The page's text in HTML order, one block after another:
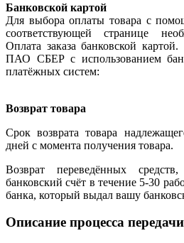
Банковской картой
Для выбора оплаты товара с
соответствующей странице
Оплата заказа банковской
ПАО СБЕР с использованием
платёжных систем:
Возврат товара
Срок возврата товара
дней с момента получения товара.
Возврат переведённых
банковский счёт в течение 5-30
банка, который выдал вашу
Описание процесса